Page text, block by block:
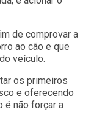
de comprovar a
ao cão e que
veículo.
os primeiros
e oferecendo
é não forçar a